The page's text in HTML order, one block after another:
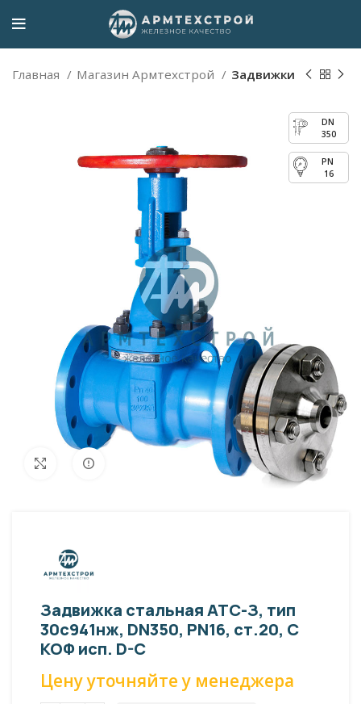
Главная Магазин Армтехстрой Задвижки
350
16
УвеличитьВнешний вид изделия может отличаться
от фото представленных на странице!
Задвижка стальная АТС-З, тип
30с941нж, DN350, PN16, ст.20, С
КОФ исп. D-C
Цену уточняйте у менеджера